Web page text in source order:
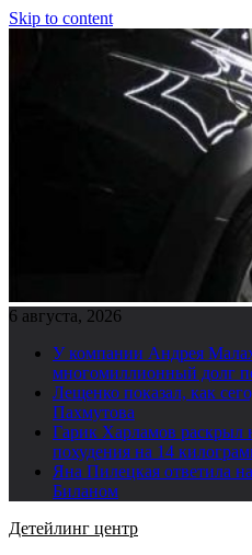
Skip to content
6 августа, 2026
У компании Андрея
многомиллионный долг
Лещенко показал, как
Пахмутова
Гарик Харламов раскрыл
похудения на 14
Яна Пилецкая ответила
Биланом
Детейлинг центр